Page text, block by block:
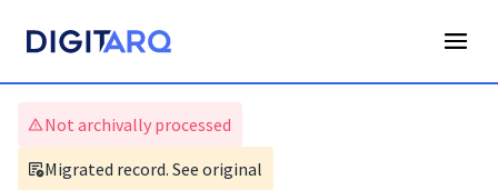
Not archivally processed
Migrated record. See original